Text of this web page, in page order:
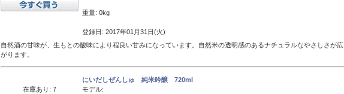
重量: 0kg
登録日: 2017年01月31日(火)
自然酒の甘味が、生もとの酸味により程良い甘みになっています。自然米の透明感のあるナチュラルなやさしさが広
がります。
在庫あり: 7
にいだしぜんしゅ 純米吟醸 720ml
モデル: